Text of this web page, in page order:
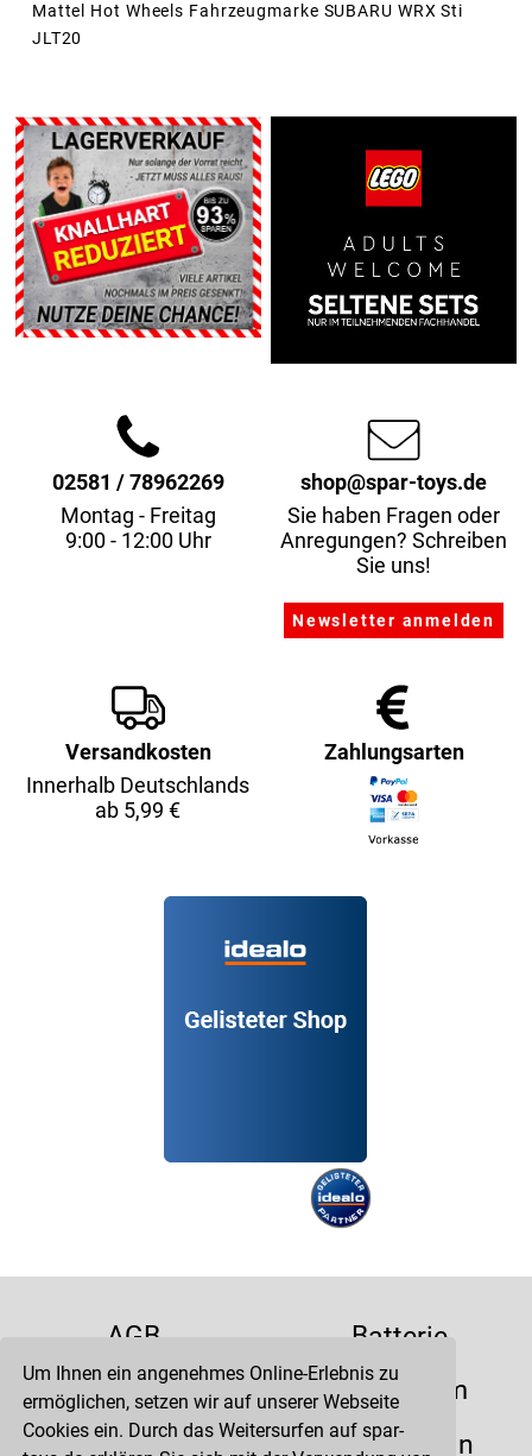
Um Ihnen ein angenehmes Online-Erlebnis zu
ermöglichen, setzen wir auf unserer Webseite
Cookies ein. Durch das Weitersurfen auf spar-
Mattel Hot Wheels Fahrzeugmarke SUBARU WRX Sti
JLT20
02581 / 78962269
Montag - Freitag
9:00 - 12:00 Uhr
shop@spar-toys.de
Sie haben Fragen oder
Anregungen? Schreiben
Sie uns!
Versandkosten
Innerhalb Deutschlands
ab 5,99 €
Zahlungsarten
AGB
Batterie
Datenschutz
Impressum
Kontakt
Liefertermin